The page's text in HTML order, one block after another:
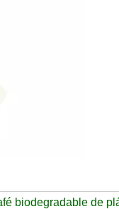
biodegradable de